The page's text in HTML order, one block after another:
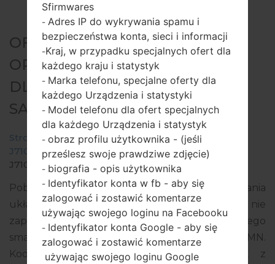
OFICJALNE
OPROGRAMOWANIE #96689
DLA: SM-J710MN -
SAMSUNGGALAXY J7 2016
Strona startowa →Galaxy J7 2016 → SamsungSM-
J710MN →SM-
J710MN_1_20190810074727_osom4zu9tl.zip
Pobierz najnowszą aktualizację oprogramowania
układowego dla Samsung Galaxy J7 2016, ale nie
zapomnij sprawdzić, czy numer modelu Twojego
smartfona odpowiada wskazanemu SM-J710MN.
Kod oprogramowania układowego to TCE z
Sfirmwares
- Adres IP do wykrywania spamu i
bezpieczeństwa konta, sieci i informacji
-Kraj, w przypadku specjalnych ofert dla
każdego kraju i statystyk
- Marka telefonu, specjalne oferty dla
każdego Urządzenia i statystyki
- Model telefonu dla ofert specjalnych
dla każdego Urządzenia i statystyk
- obraz profilu użytkownika - (jeśli
prześlesz swoje prawdziwe zdjęcie)
- biografia - opis użytkownika
- Identyfikator konta w fb - aby się
zalogować i zostawić komentarze
używając swojego loginu na Facebooku
- Identyfikator konta Google - aby się
zalogować i zostawić komentarze
używając swojego loginu Google